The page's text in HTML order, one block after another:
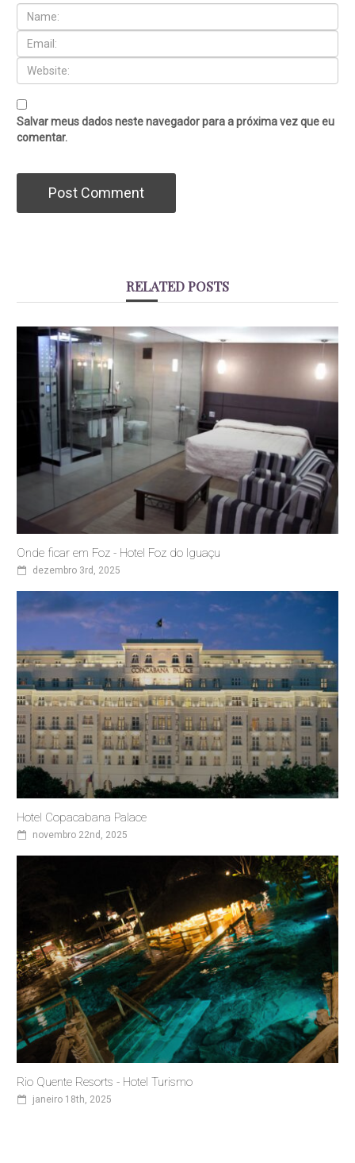
Salvar meus dados neste navegador para a próxima vez que eu
comentar.
RELATED POSTS
Onde ficar em Foz - Hotel Foz do Iguaçu
dezembro 3rd, 2025
Hotel Copacabana Palace
novembro 22nd, 2025
Rio Quente Resorts - Hotel Turismo
janeiro 18th, 2025